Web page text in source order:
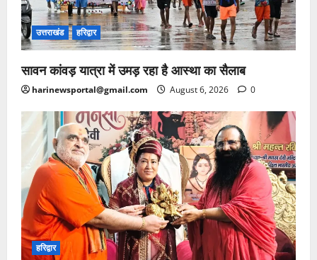
उत्तराखंड हरिद्वार
सावन कांवड़ यात्रा में उमड़ रहा है आस्था का सैलाब
harinewsportal@gmail.com August 6, 2026 0
हरिद्वार